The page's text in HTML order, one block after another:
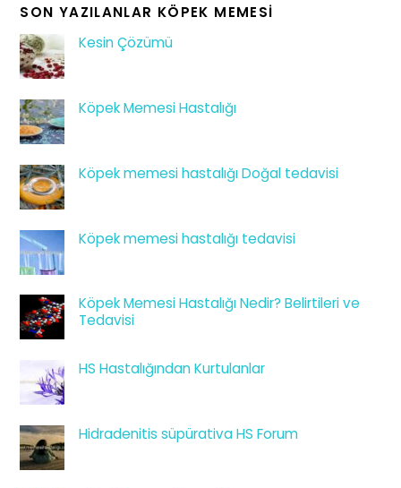
SON YAZILANLAR KÖPEK MEMESI
Kesin Çözümü
Köpek Memesi Hastalığı
Köpek memesi hastalığı Doğal tedavisi
Köpek memesi hastalığı tedavisi
Köpek Memesi Hastalığı Nedir? Belirtileri ve
Tedavisi
HS Hastalığından Kurtulanlar
Hidradenitis süpürativa HS Forum